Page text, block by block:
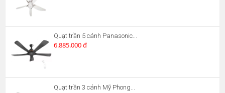
Quạt trần 5 cánh Panasonic...
6.885.000 đ
Quạt trần 3 cánh Mỹ Phong...